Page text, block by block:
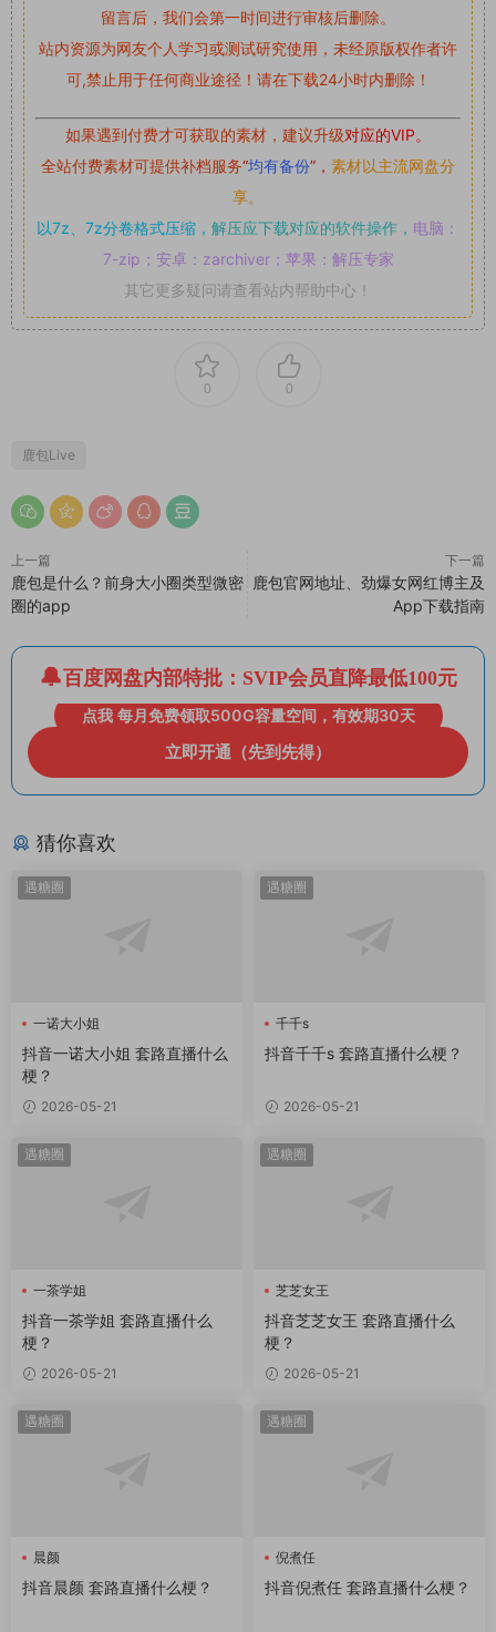
留言后，我们会第一时间进行审核后删除。
站内资源为网友个人学习或测试研究使用，未经原版权作者许
可,禁止用于任何商业途径！请在下载24小时内删除！
如果遇到付费才可获取的素材，建议升级对应的VIP。
全站付费素材可提供补档服务“均有备份”， 素材以主流网盘分
享。
以7z、7z分卷格式压缩， 解压应下载对应的软件操作， 电脑：
7-zip；安卓：zarchiver；苹果：解压专家
其它更多疑问请查看站内帮助中心！
0 0
鹿包Live
上一篇
鹿包是什么？前身大小圈类型微密
圈的app
下一篇
鹿包官网地址、劲爆女网红博主及
App下载指南
百度网盘内部特批：SVIP会员直降最低100元
点我 每月免费领取500G容量空间，有效期30天
立即开通（先到先得）
猜你喜欢
遇糖圈
一诺大小姐
抖音一诺大小姐 套路直播什么
梗？
2026-05-21
遇糖圈
千千s
抖音千千s 套路直播什么梗？
2026-05-21
遇糖圈
一茶学姐
抖音一茶学姐 套路直播什么
梗？
2026-05-21
遇糖圈
芝芝女王
抖音芝芝女王 套路直播什么
梗？
2026-05-21
遇糖圈
晨颜
抖音晨颜 套路直播什么梗？
遇糖圈
倪煮任
抖音倪煮任 套路直播什么梗？